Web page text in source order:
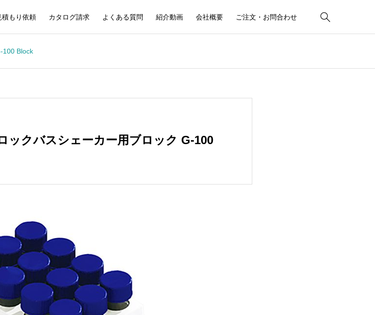
積もり依頼 カタログ請求 よくある質問 紹介動画 会社概要 ご注文・お問合わせ 
100 Block
ックバスシェーカー用ブロック G-100